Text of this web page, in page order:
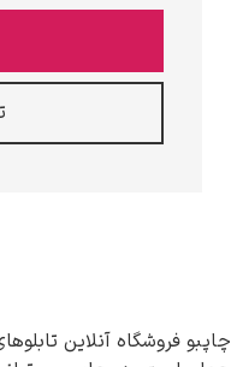
تماس با ما
آنلاین تابلوهای هنری از